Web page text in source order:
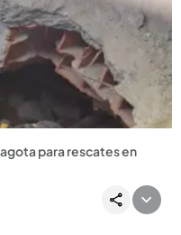
para rescates en
hay más 1900 muertos,
La